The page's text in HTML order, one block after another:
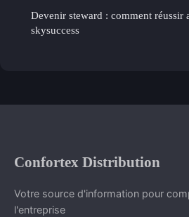
Devenir steward : comment réussir
skysuccess
Confortex Distribution
Votre source d'information pour
l'entreprise